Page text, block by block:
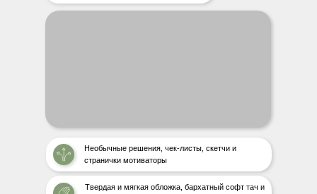
Необычные решения, чек-листы, скетчи и
странички мотиваторы
Твердая и мягкая обложка, бархатный софт тач и